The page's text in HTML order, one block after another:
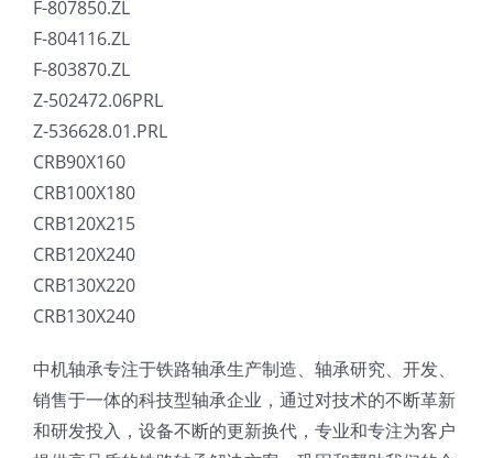
F-807850.ZL
F-804116.ZL
F-803870.ZL
Z-502472.06PRL
Z-536628.01.PRL
CRB90X160
CRB100X180
CRB120X215
CRB120X240
CRB130X220
CRB130X240
中机轴承专注于铁路轴承生产制造、轴承研究、开发、
销售于一体的科技型轴承企业，通过对技术的不断革新
和研发投入，设备不断的更新换代，专业和专注为客户